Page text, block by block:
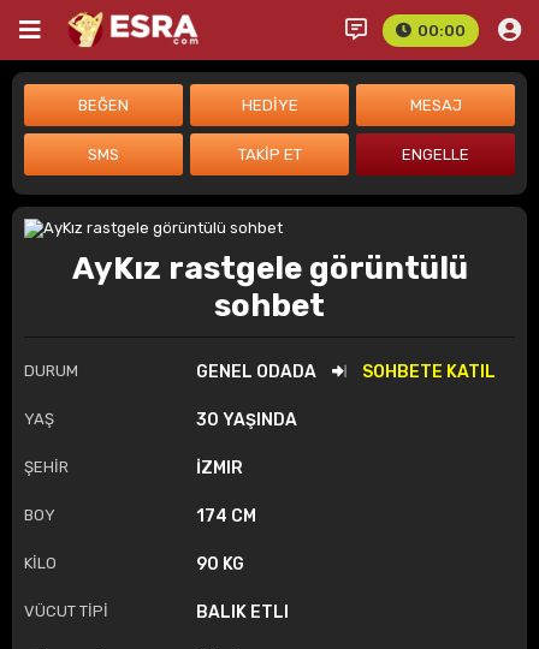
00:00
AyKız rastgele görüntülü
sohbet
DURUM GENEL ODADA SOHBETE KATIL
YAŞ 30 YAŞINDA
ŞEHİR İZMIR
BOY 174 CM
KİLO 90 KG
VÜCUT TİPİ BALIK ETLI